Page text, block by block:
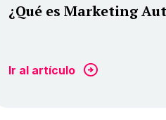
¿Qué es Marketing
Ir al artículo